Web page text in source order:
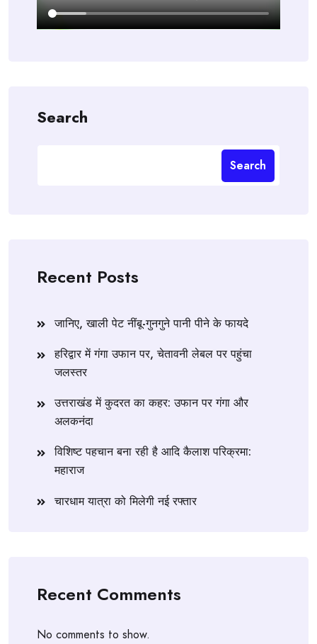
Search
Search
Recent Posts
जानिए, खाली पेट नींबू-गुनगुने पानी पीने के फायदे
हरिद्वार में गंगा उफान पर, चेतावनी लेबल पर पहुंचा
जलस्तर
उत्तराखंड में कुदरत का कहर: उफान पर गंगा और
अलकनंदा
विशिष्ट पहचान बना रही है आदि कैलाश परिक्रमा:
महाराज
चारधाम यात्रा को मिलेगी नई रफ्तार
Recent Comments
No comments to show.